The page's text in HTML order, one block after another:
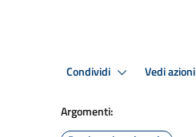
Condividi Vedi azioni
Argomenti: